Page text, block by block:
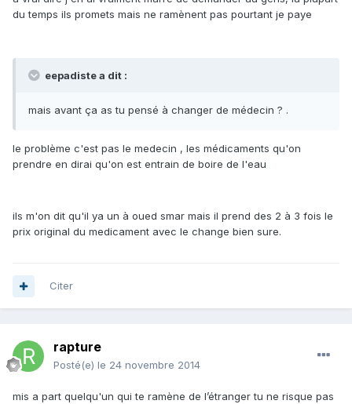
du temps ils promets mais ne ramènent pas pourtant je paye
eepadiste a dit :
mais avant ça as tu pensé à changer de médecin ? .
le problème c'est pas le medecin , les médicaments qu'on
prendre en dirai qu'on est entrain de boire de l'eau
ils m'on dit qu'il ya un à oued smar mais il prend des 2 à 3 fois le
prix original du medicament avec le change bien sure.
Citer
rapture
Posté(e) le 24 novembre 2014
mis a part quelqu'un qui te ramène de l’étranger tu ne risque pas